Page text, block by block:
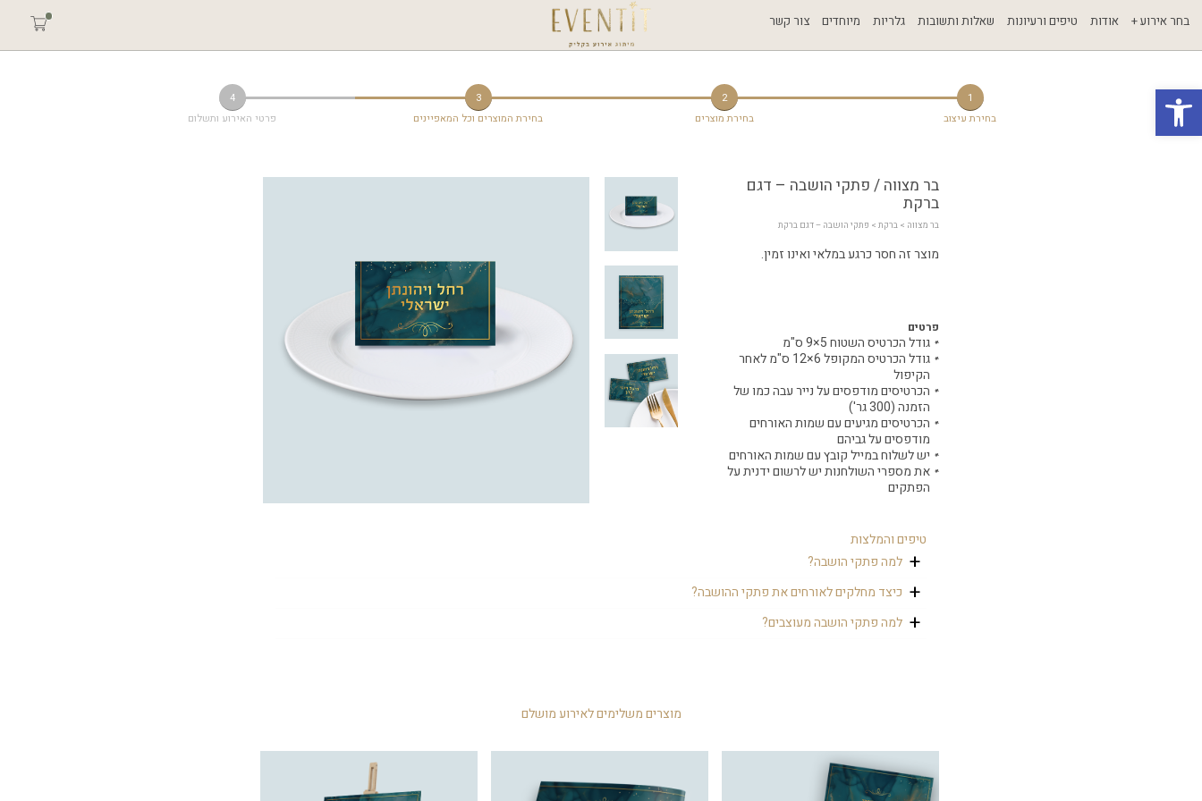
פתח סרגל נגישות
בחר אירוע + אודות טיפים ורעיונות שאלות ותשובות גלריות מיוחדים צור קשר
1
בחירת עיצוב
2
בחירת מוצרים
3
בחירת המוצרים וכל המאפיינים
4
פרטי האירוע ותשלום
בר מצווה / פתקי הושבה – דגם
ברקת
בר מצווה > ברקת > פתקי הושבה – דגם ברקת
מוצר זה חסר כרגע במלאי ואינו זמין.
פרטים
גודל הכרטיס השטוח 5×9 ס"מ
גודל הכרטיס המקופל 6×12 ס"מ לאחר
הקיפול
הכרטיסים מודפסים על נייר עבה כמו של
הזמנה (300 גר')
הכרטיסים מגיעים עם שמות האורחים
מודפסים על גביהם
יש לשלוח במייל קובץ עם שמות האורחים
את מספרי השולחנות יש לרשום ידנית על
הפתקים
טיפים והמלצות
למה פתקי הושבה?
פתקי ההושבה נועדו לעשות סדר לאורחים באירוע. כשמגיעים לאולם כל אורח יקבל פתק ויידע באיזה שולחן
יושב. בשבת בר מצווה ניתן לשנות את סדר ההושבה בכל סעודה וכך האורחים יכולים להתערבב יותר, להתגבש
ולשמח.
כיצד מחלקים לאורחים את פתקי ההושבה?
אפשר להעמיד שולחן ייעודי בכניסה לאולם ובו להעמיד את הפתקים, מומלץ להעמיד בסדר א-ב על-פי שמות
משפחה. אפשרות נוספת, לחלק לאורחים בכניסה לאולם.
למה פתקי הושבה מעוצבים?
מוצרים משלימים לאירוע מושלם